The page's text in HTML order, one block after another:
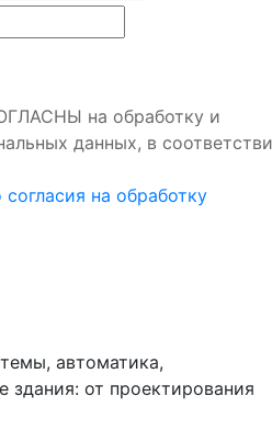
на обработку и
данных, в
на обработку
автоматика,
здания: от проектирования